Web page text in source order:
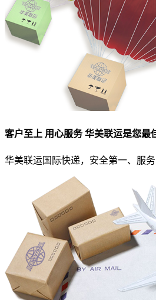
客户至上 用心服务 华美联运是您最
华美联运国际快递，安全第一、服